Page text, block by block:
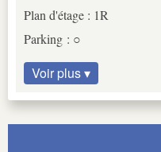
Plan d'étage : 1R
Parking : ○
Voir plus ▾